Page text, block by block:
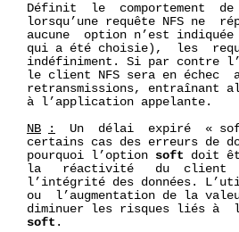
Définit  le  comportement
lorsqu’une requête NFS ne
aucune  option n’est
qui a été choisie),  les
indéfiniment. Si par contre
le client NFS sera en échec
retransmissions, entraînant
à l’application appelante.
NB
:
Un  délai  expiré  «
certains cas des erreurs de
pourquoi l’option
soft doit
la   réactivité   du  client
l’intégrité des données.
ou  l’augmentation de la
diminuer les risques liés à
soft .